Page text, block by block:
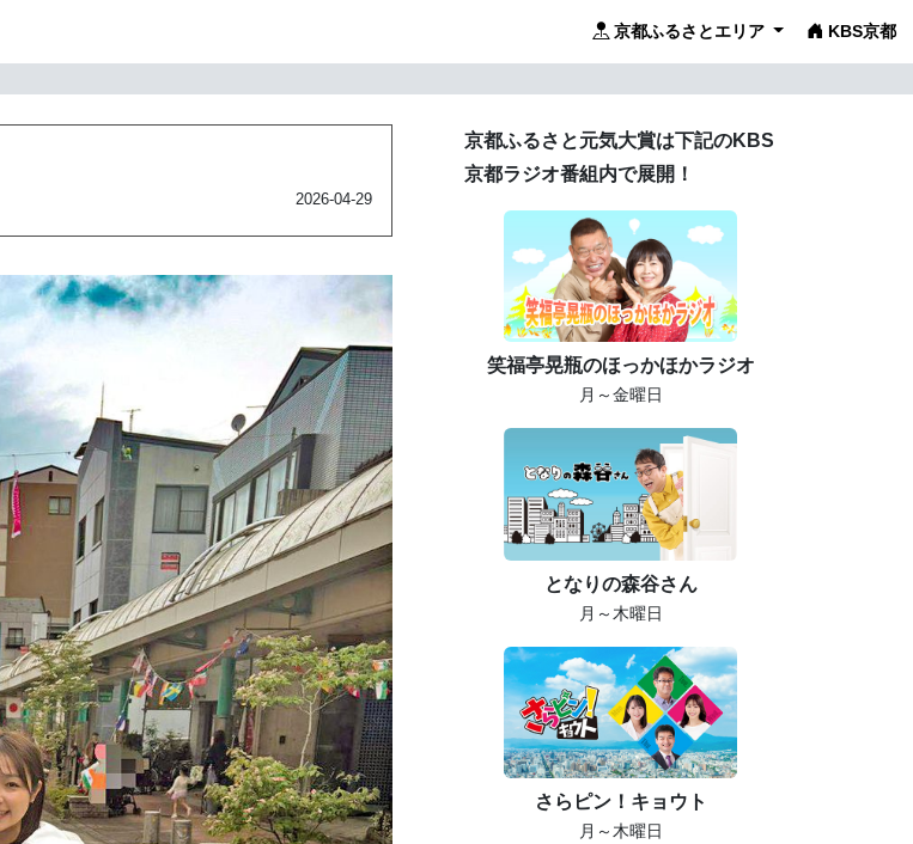
京都ふるさとエリア KBS京都
2026-04-29
京都ふるさと元気大賞は下記のKBS
京都ラジオ番組内で展開！
笑福亭晃瓶のほっかほかラジオ
月～金曜日
となりの森谷さん
月～木曜日
さらピン！キョウト
月～木曜日